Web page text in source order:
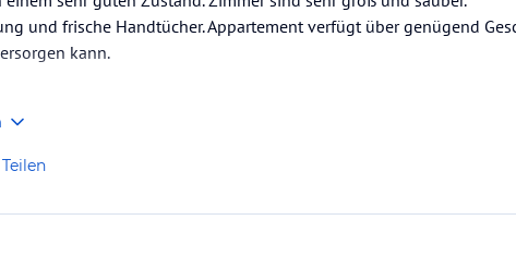
und frische Handtücher. Appartement verfügt über genügend
kann.
Ende Mai, Anfang Juni, wenig Leute, Hotel fast leer und noch nicht
Teilen